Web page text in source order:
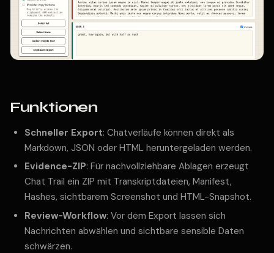
Funktionen
Schneller Export: Chatverläufe können direkt als
Markdown, JSON oder HTML heruntergeladen werden.
Evidence-ZIP: Für nachvollziehbare Ablagen erzeugt
Chat Trail ein ZIP mit Transkriptdateien, Manifest,
Hashes, sichtbarem Screenshot und HTML-Snapshot.
Review-Workflow: Vor dem Export lassen sich
Nachrichten abwählen und sichtbare sensible Daten
schwärzen.